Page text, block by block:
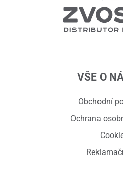
VŠE O
Obchodní
Ochrana